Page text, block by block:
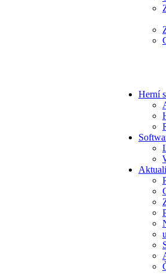
Herní